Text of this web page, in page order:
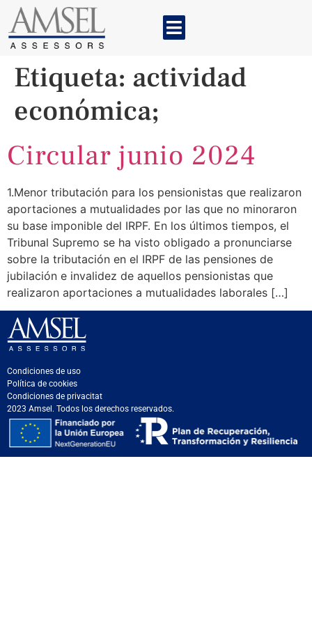
Etiqueta: actividad
económica;
Circular junio 2024
1.Menor tributación para los pensionistas que realizaron
aportaciones a mutualidades por las que no minoraron
su base imponible del IRPF. En los últimos tiempos, el
Tribunal Supremo se ha visto obligado a pronunciarse
sobre la tributación en el IRPF de las pensiones de
jubilación e invalidez de aquellos pensionistas que
realizaron aportaciones a mutualidades laborales […]
Condiciones de uso
Política de cookies
Condiciones de privacitat
2023 Amsel. Todos los derechos reservados.